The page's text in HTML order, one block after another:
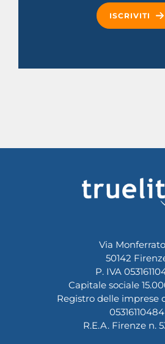
ISCRIVITI
Via
50142
P. IVA
Capitale sociale
Registro delle imprese
05316110484
R.E.A. Firenze n.